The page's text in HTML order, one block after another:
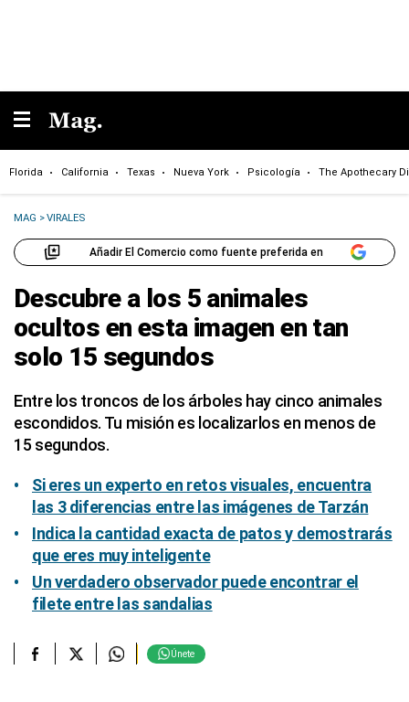
Florida California Texas Nueva York Psicología The Apothecary
MAG >VIRALES
Añadir El Comercio como fuente preferida en
Descubre a los 5 animales
ocultos en esta imagen en tan
solo 15 segundos
Entre los troncos de los árboles hay cinco animales
escondidos. Tu misión es localizarlos en menos de
15 segundos.
Si eres un experto en retos visuales, encuentra
las 3 diferencias entre las imágenes de Tarzán
Indica la cantidad exacta de patos y demostrarás
que eres muy inteligente
Un verdadero observador puede encontrar el
filete entre las sandalias
Únete